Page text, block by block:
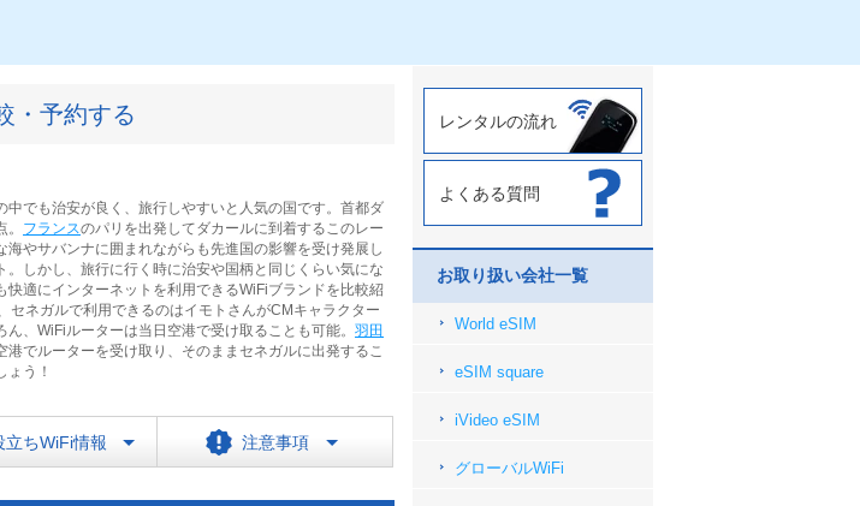
・予約する
でも治安が良く、旅行しやすいと人気の国です。首都ダ
フランスのパリを出発してダカールに到着するこのレー
やサバンナに囲まれながらも先進国の影響を受け発展し
しかし、旅行に行く時に治安や国柄と同じくらい気にな
適にインターネットを利用できるWiFiブランドを比較紹
ネガルで利用できるのはイモトさんがCMキャラクター
ん、WiFiルーターは当日空港で受け取ることも可能。 羽田
港でルーターを受け取り、そのままセネガルに出発するこ
う！
立ちWiFi情報 注意事項
レンタルの流れ
よくある質問
お取り扱い会社一覧
World eSIM
eSIM square
iVideo eSIM
グローバルWiFi